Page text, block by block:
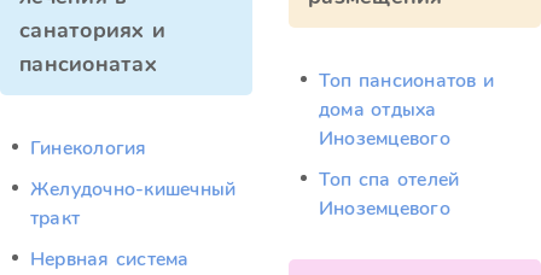
санаториях и
пансионатах
Гинекология
Желудочно-кишечный
тракт
Нервная система
Топ пансионатов и
дома отдыха
Иноземцевого
Топ спа отелей
Иноземцевого